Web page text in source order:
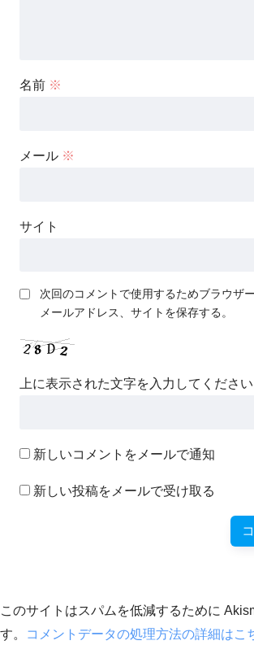
名前 ※
メール ※
サイト
次回のコメントで使用するためブラウザ
メールアドレス、サイトを保存する。
上に表示された文字を入力してください
新しいコメントをメールで通知
新しい投稿をメールで受け取る
このサイトはスパムを低減するために
す。
コメントデータの処理方法の詳細はこ